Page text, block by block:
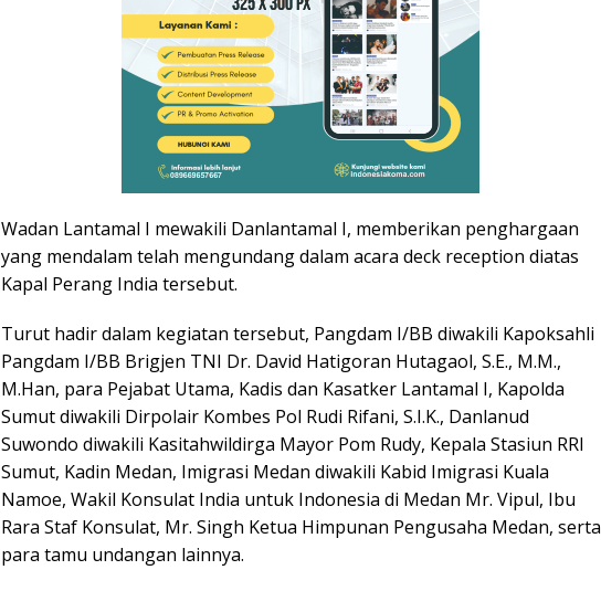
Wadan Lantamal I mewakili Danlantamal I, memberikan penghargaan
yang mendalam telah mengundang dalam acara deck reception diatas
Kapal Perang India tersebut.
Turut hadir dalam kegiatan tersebut, Pangdam I/BB diwakili Kapoksahli
Pangdam I/BB Brigjen TNI Dr. David Hatigoran Hutagaol, S.E., M.M.,
M.Han, para Pejabat Utama, Kadis dan Kasatker Lantamal I, Kapolda
Sumut diwakili Dirpolair Kombes Pol Rudi Rifani, S.I.K., Danlanud
Suwondo diwakili Kasitahwildirga Mayor Pom Rudy, Kepala Stasiun RRI
Sumut, Kadin Medan, Imigrasi Medan diwakili Kabid Imigrasi Kuala
Namoe, Wakil Konsulat India untuk Indonesia di Medan Mr. Vipul, Ibu
Rara Staf Konsulat, Mr. Singh Ketua Himpunan Pengusaha Medan, serta
para tamu undangan lainnya.